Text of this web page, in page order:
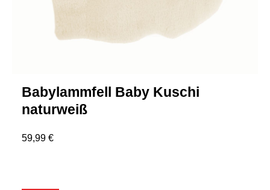
Babylammfell Baby Kuschi
naturweiß
59,99 €